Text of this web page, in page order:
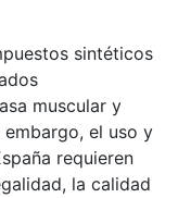
sintéticos
muscular y
el uso y
requieren
la calidad